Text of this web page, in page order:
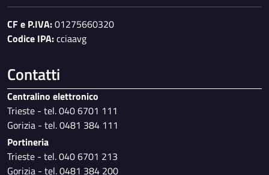
CF e P.IVA:01275660320
Codice IPA:cciaavg
Contatti
Centralino elettronico
Trieste - tel. 040 6701 111
Gorizia - tel. 0481 384 111
Portineria
Trieste - tel. 040 6701 213
Gorizia - tel. 0481 384 200